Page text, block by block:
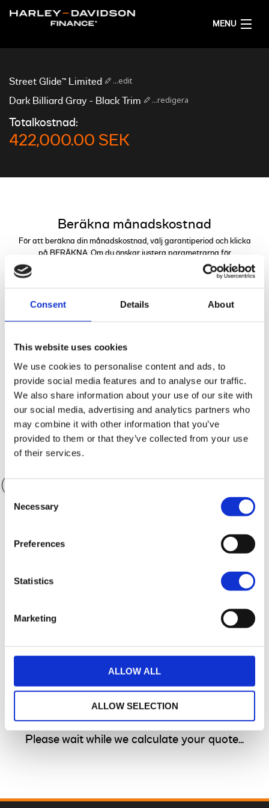
Consent Details About
This website uses cookies
We use cookies to personalise content and ads, to
provide social media features and to analyse our traffic.
We also share information about your use of our site with
our social media, advertising and analytics partners who
may combine it with other information that you’ve
provided to them or that they’ve collected from your use
of their services.
Consent
Selection
Necessary
Preferences
Statistics
Marketing
ALLOW ALL
ALLOW SELECTION
MENU
FÅ ETT FINANSIERINGSFÖRSLAG
Street Glide™ Limited ...edit
Dark Billiard Gray - Black Trim ...redigera
Totalkostnad:
422,000.00 SEK
Beräkna månadskostnad
För att beräkna din månadskostnad, välj garantiperiod och klicka
på BERÄKNA. Om du önskar justera parametrarna för
finansieringen kan du göra detta genom reglagen.
Antal månader 36 månader
Please wait while we calculate your quote...